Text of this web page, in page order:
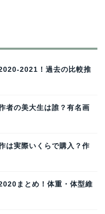
2021！過去の比較推
者の美大生は誰？有名画
は実際いくらで購入？作
まとめ！体重・体型維